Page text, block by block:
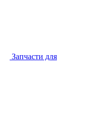
Запчасти для